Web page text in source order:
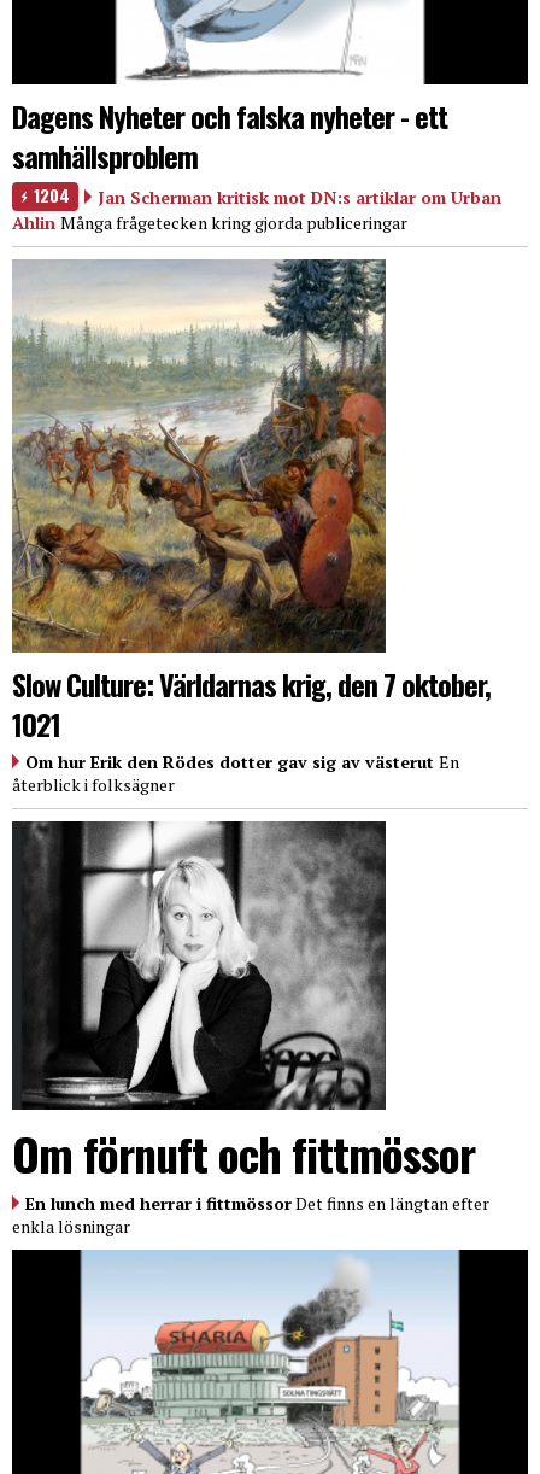
Dagens Nyheter och falska nyheter - ett
samhällsproblem
1204
Jan Scherman kritisk mot DN:s artiklar om Urban
Ahlin Många frågetecken kring gjorda publiceringar
Slow Culture: Världarnas krig, den 7 oktober,
1021
Om hur Erik den Rödes dotter gav sig av västerut En
återblick i folksägner
Om förnuft och fittmössor
En lunch med herrar i fittmössorDet finns en längtan efter
enkla lösningar